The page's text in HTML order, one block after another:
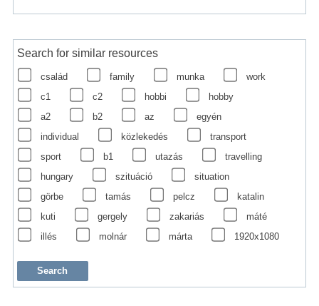
Search for similar resources
család family munka
work
c1
c2 hobbi
hobby
a2
b2 az
egyén
individual
közlekedés
transport
sport
b1 utazás
travelling
hungary
szituáció
situation
görbe
tamás pelcz
katalin
kuti
gergely zakariás
máté
illés
molnár márta 1920x1080